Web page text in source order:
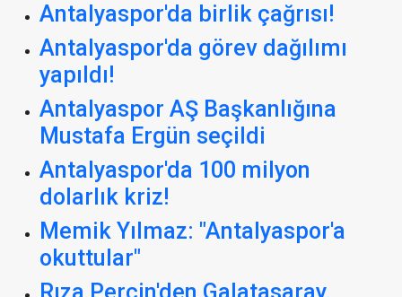
Antalyaspor'da birlik çağrısı!
Antalyaspor'da görev dağılımı
yapıldı!
Antalyaspor AŞ Başkanlığına
Mustafa Ergün seçildi
Antalyaspor'da 100 milyon
dolarlık kriz!
Memik Yılmaz: "Antalyaspor'a
okuttular"